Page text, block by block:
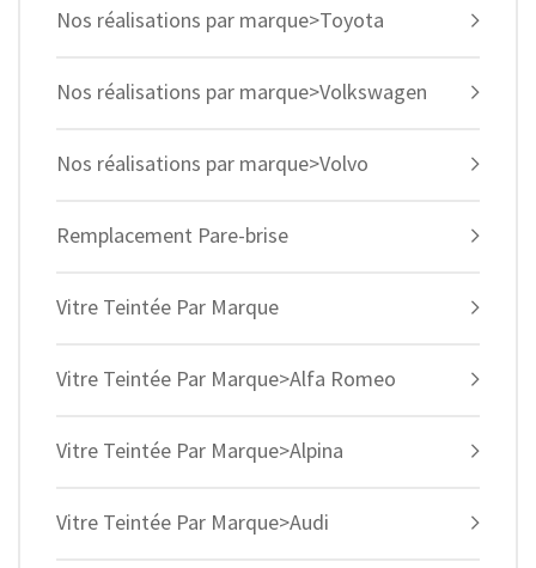
Nos réalisations par marque>Toyota
Nos réalisations par marque>Volkswagen
Nos réalisations par marque>Volvo
Remplacement Pare-brise
Vitre Teintée Par Marque
Vitre Teintée Par Marque>Alfa Romeo
Vitre Teintée Par Marque>Alpina
Vitre Teintée Par Marque>Audi